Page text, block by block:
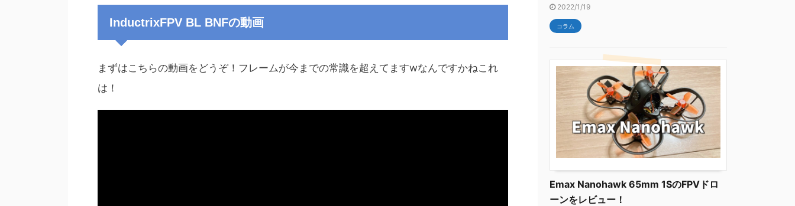
InductrixFPV BL BNFの動画
まずはこちらの動画をどうぞ！フレームが今までの常識を超えてますwなんですかねこれ
は！
2022/1/19
コラム
Emax Nanohawk 65mm 1SのFPVドロ
ーンをレビュー！